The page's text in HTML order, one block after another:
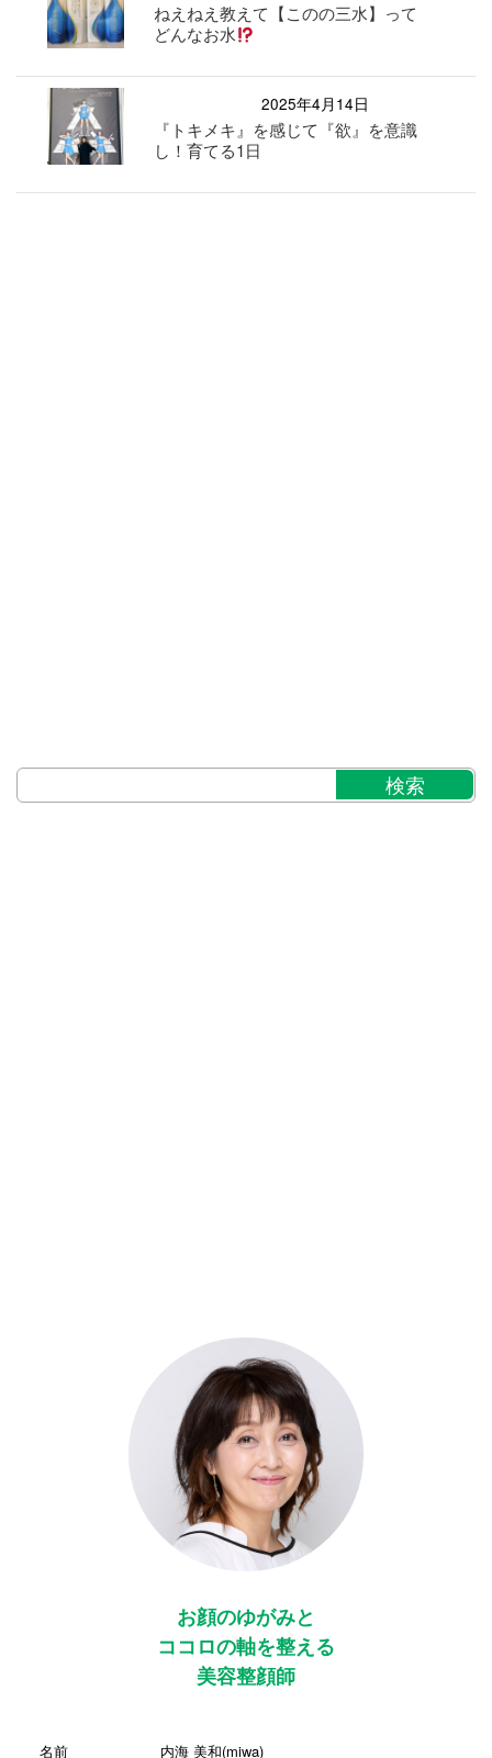
ねえねえ教えて【このの三水】って
どんなお水
2025年4月14日
『トキメキ』を感じて『欲』を意識
し！育てる1日
お顔のゆがみと
ココロの軸を整える
美容整顔師
名前 内海 美和(miwa)